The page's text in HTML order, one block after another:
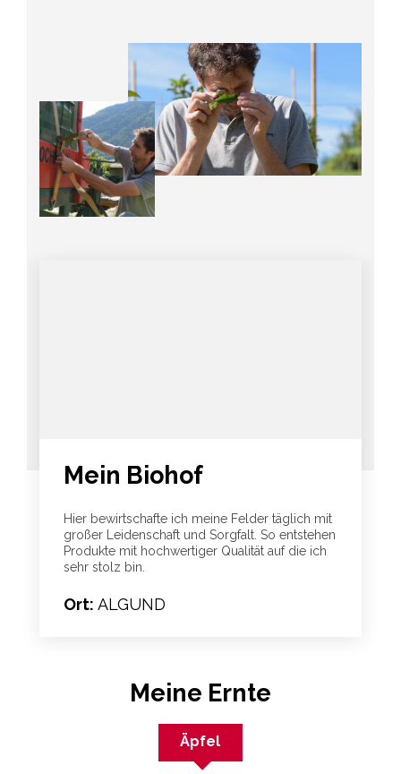
Mein Biohof
Hier bewirtschafte ich meine Felder täglich mit
großer Leidenschaft und Sorgfalt. So entstehen
Produkte mit hochwertiger Qualität auf die ich
sehr stolz bin.
Ort: ALGUND
Meine Ernte
Äpfel